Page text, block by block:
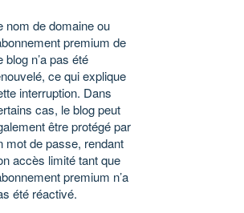
nom de domaine ou
premium de
blog n’a pas été
ce qui explique
interruption. Dans
cas, le blog peut
être protégé par
mot de passe, rendant
accès limité tant que
premium n’a
été réactivé.